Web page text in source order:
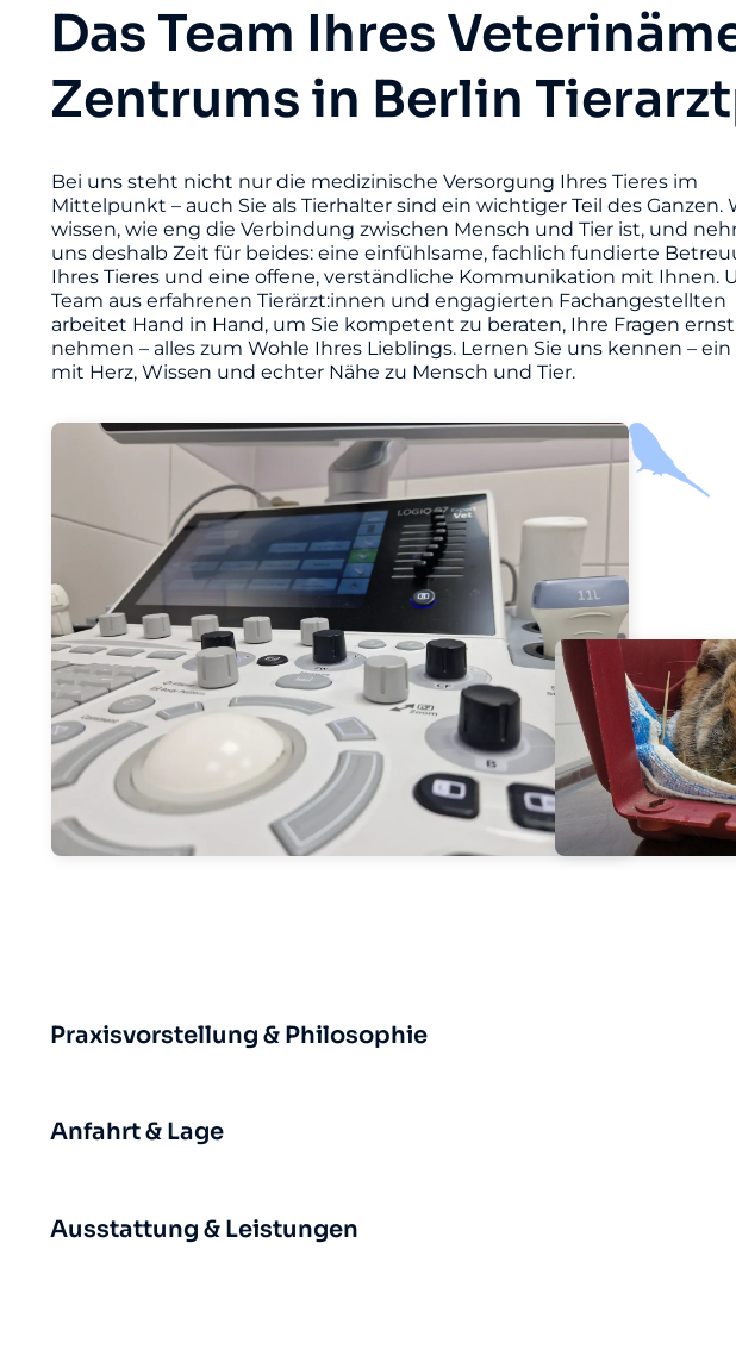
Das Team Ihres
Zentrums in Berlin
Bei uns steht nicht nur die medizinische Versorgung Ihres Tieres im
Mittelpunkt – auch Sie als Tierhalter sind ein wichtiger Teil des Ganzen.
wissen, wie eng die Verbindung zwischen Mensch und Tier ist, und
uns deshalb Zeit für beides: eine einfühlsame, fachlich fundierte
Ihres Tieres und eine offene, verständliche Kommunikation mit Ihnen.
Team aus erfahrenen Tierärzt:innen und engagierten Fachangestellten
arbeitet Hand in Hand, um Sie kompetent zu beraten, Ihre Fragen
nehmen – alles zum Wohle Ihres Lieblings. Lernen Sie uns kennen – ein
mit Herz, Wissen und echter Nähe zu Mensch und Tier.
Praxisvorstellung & Philosophie
Anfahrt & Lage
Ausstattung & Leistungen